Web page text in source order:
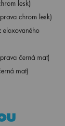
lesk)
chrom lesk)
eloxovaného
černá mat)
mat)